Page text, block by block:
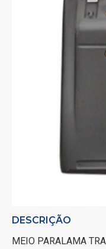
DESCRIÇÃO
MEIO PARALAMA